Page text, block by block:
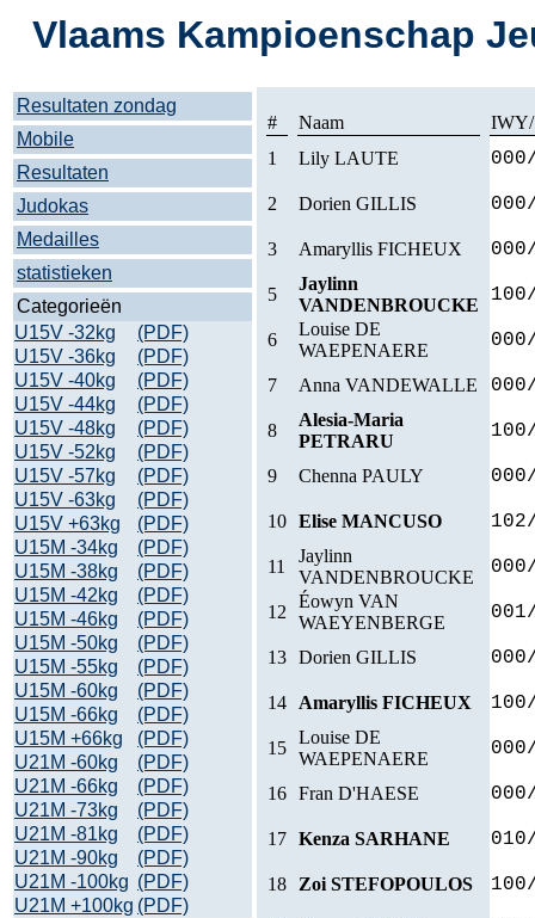
Vlaams Kampioenschap
Resultaten zondag
Mobile
Resultaten
Judokas
Medailles
statistieken
Categorieën
U15V -32kg
(PDF)
U15V -36kg
(PDF)
U15V -40kg
(PDF)
U15V -44kg
(PDF)
U15V -48kg
(PDF)
U15V -52kg
(PDF)
U15V -57kg
(PDF)
U15V -63kg
(PDF)
U15V +63kg
(PDF)
U15M -34kg
(PDF)
U15M -38kg
(PDF)
U15M -42kg
(PDF)
U15M -46kg
(PDF)
U15M -50kg
(PDF)
U15M -55kg
(PDF)
U15M -60kg
(PDF)
U15M -66kg
(PDF)
U15M +66kg
(PDF)
U21M -60kg
(PDF)
U21M -66kg
(PDF)
U21M -73kg
(PDF)
U21M -81kg
(PDF)
U21M -90kg
(PDF)
U21M -100kg (PDF)
U21M +100kg (PDF)
# Naam
1
Lily LAUTE
2 Dorien GILLIS
3 Amaryllis FICHEUX
5
Jaylinn
VANDENBROUCKE
6
Louise DE
WAEPENAERE
7 Anna VANDEWALLE
8
Alesia-Maria
PETRARU
9 Chenna PAULY
10 Elise MANCUSO
11
Jaylinn
VANDENBROUCKE
12
Éowyn VAN
WAEYENBERGE
13 Dorien GILLIS
14 Amaryllis FICHEUX
15
Louise DE
WAEPENAERE
16 Fran D'HAESE
17 Kenza SARHANE
18 Zoi STEFOPOULOS